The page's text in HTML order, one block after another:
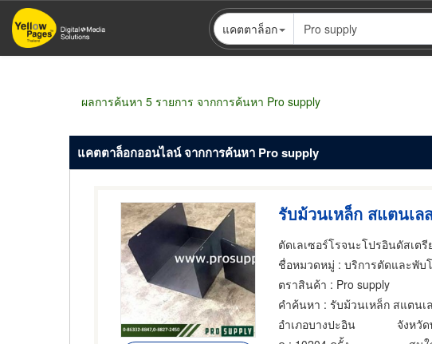
ข้าม
ไป
แคตตาล็อก
ผลการค้นหา 5 รายการ จากการค้นหา Pro supply
แคตตาล็อกออนไลน์ จากการค้นหา Pro supply
ตัดเลเซอร์โรจนะโปรอินดัสเต
ชื่อหมวดหมู่ : บริการตัดและพับโลหะด้วยเลเซอร์,บ
ตราสินค้า : Pro supply
คำค้นหา : รับม้วนเหล็ก สแตนเ
อำเภอบางปะอิน